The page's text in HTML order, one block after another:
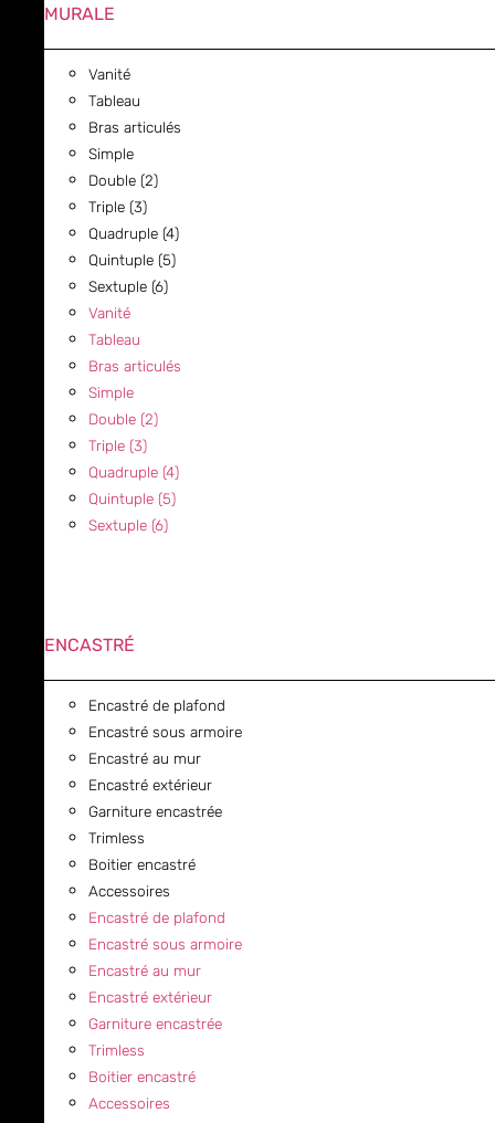
MURALE
Vanité
Tableau
Bras articulés
Simple
Double (2)
Triple (3)
Quadruple (4)
Quintuple (5)
Sextuple (6)
Vanité
Tableau
Bras articulés
Simple
Double (2)
Triple (3)
Quadruple (4)
Quintuple (5)
Sextuple (6)
ENCASTRÉ
Encastré de plafond
Encastré sous armoire
Encastré au mur
Encastré extérieur
Garniture encastrée
Trimless
Boitier encastré
Accessoires
Encastré de plafond
Encastré sous armoire
Encastré au mur
Encastré extérieur
Garniture encastrée
Trimless
Boitier encastré
Accessoires